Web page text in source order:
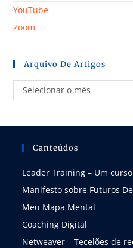
YouTube
Zoom
Arquivo De Artigos
Selecionar o mês
Canteúdos
Leader Training – Um
Manifesto sobre Futuros
Meu Mapa Mental
Coaching Digital
Netweaver – Tecelões de